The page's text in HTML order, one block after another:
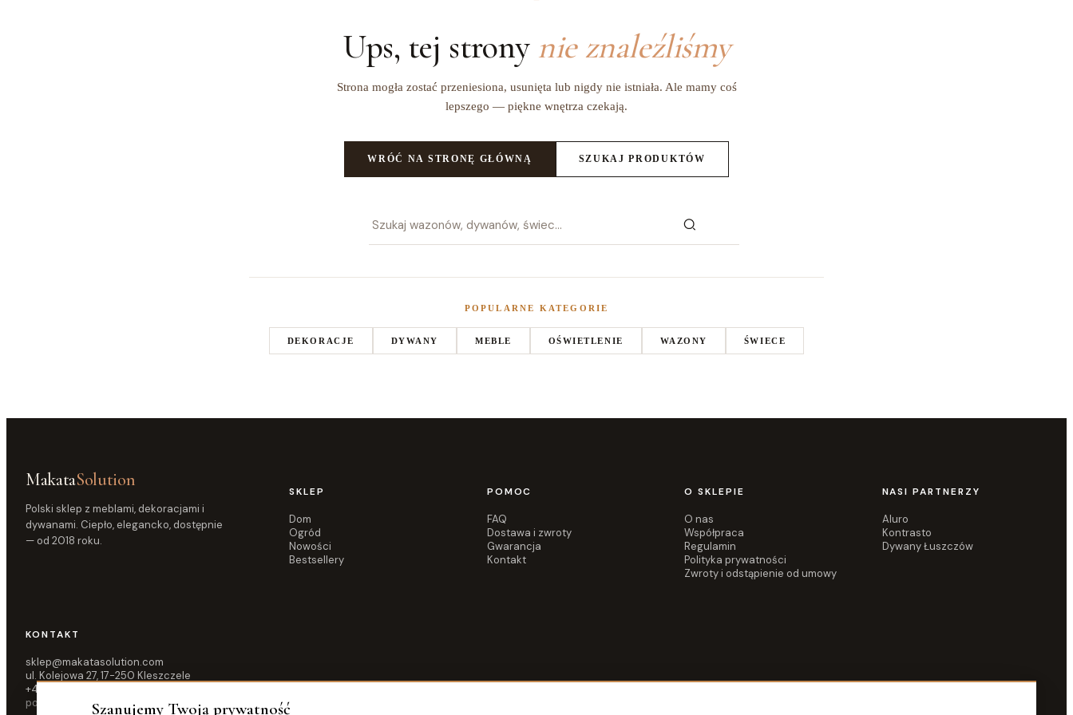
Ups, tej strony nie znaleźliśmy
Strona mogła zostać przeniesiona, usunięta lub nigdy nie istniała. Ale mamy coś
lepszego — piękne wnętrza czekają.
WRÓĆ NA STRONĘ GŁÓWNĄ SZUKAJ PRODUKTÓW
POPULARNE KATEGORIE
DEKORACJE DYWANY MEBLE OŚWIETLENIE WAZONY ŚWIECE
MakataSolution
Polski sklep z meblami, dekoracjami i
dywanami. Ciepło, elegancko, dostępnie
— od 2018 roku.
SKLEP
Dom
Ogród
Nowości
Bestsellery
POMOC
FAQ
Dostawa i zwroty
Gwarancja
Kontakt
O SKLEPIE
O nas
Współpraca
Regulamin
Polityka prywatności
Zwroty i odstąpienie od umowy
NASI PARTNERZY
Aluro
Kontrasto
Dywany Łuszczów
KONTAKT
sklep@makatasolution.com
ul. Kolejowa 27, 17-250 Kleszczele
+48 515 583 876
pon–pt 10:00–16:00Szanujemy Twoją prywatność